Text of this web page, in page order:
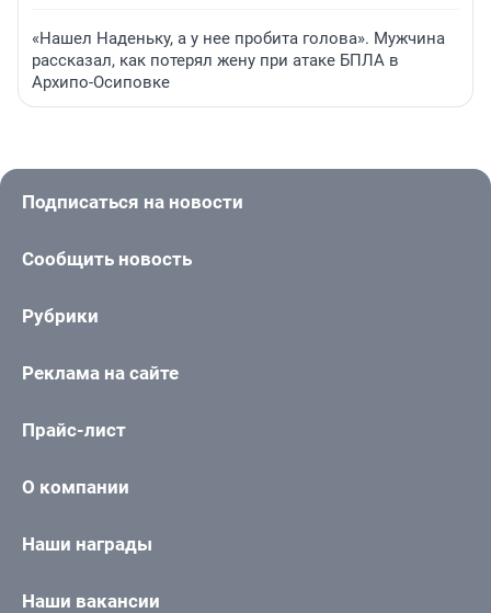
«Нашел Наденьку, а у нее пробита голова». Мужчина
рассказал, как потерял жену при атаке БПЛА в
Архипо-Осиповке
Подписаться на новости
Сообщить новость
Рубрики
Реклама на сайте
Прайс-лист
О компании
Наши награды
Наши вакансии